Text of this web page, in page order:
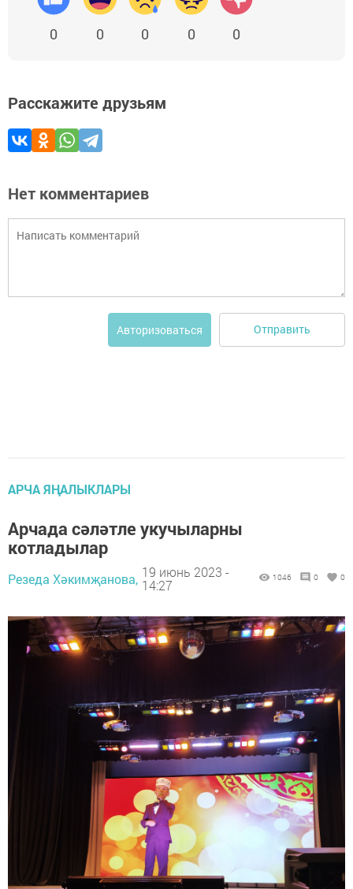
0 0 0 0 0
Расскажите друзьям
Нет комментариев
Авторизоваться Отправить
АРЧА ЯҢАЛЫКЛАРЫ
Арчада сәләтле укучыларны
котладылар
Резеда Хәкимҗанова, 19 июнь 2023 -
14:27
1046 0 0